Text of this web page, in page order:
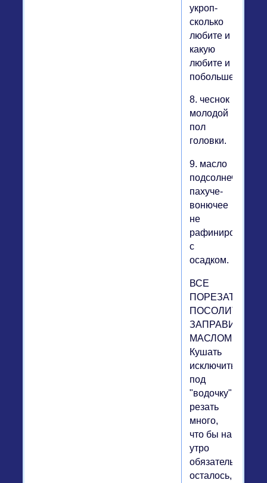
укроп-
сколько
любите и
какую
любите и
побольше
8. чеснок
молодой
пол
головки.
9. масло
подсолнечное
пахуче-
вонючее
не
рафинированное
с
осадком.
ВСЕ
ПОРЕЗАТЬ
ПОСОЛИТЬ,
ЗАПРАВИТЬ
МАСЛОМ.
Кушать
исключитьльно
под
"водочку",
резать
много,
что бы на
утро
обязательно
осталось,